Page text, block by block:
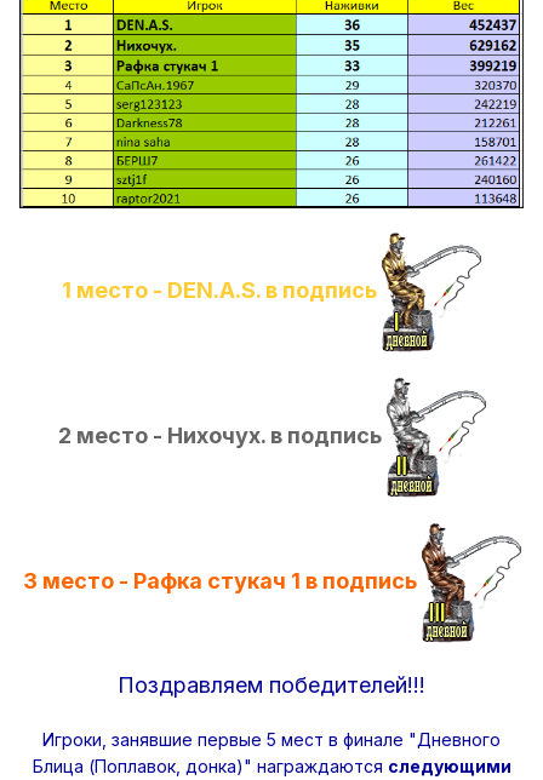
1 место - DEN.A.S. в подпись
2 место - Нихочух. в подпись
3 место - Рафка стукач 1 в подпись
Поздравляем победителей!!!
Игроки, занявшие первые 5 мест в финале "Дневного
Блица (Поплавок, донка)" награждаются следующими